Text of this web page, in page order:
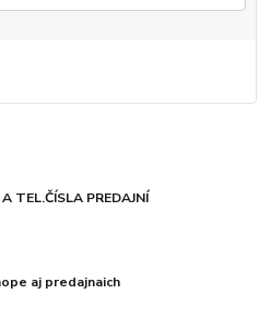
TEL.ČÍSLA PREDAJNÍ
aj predajnaich